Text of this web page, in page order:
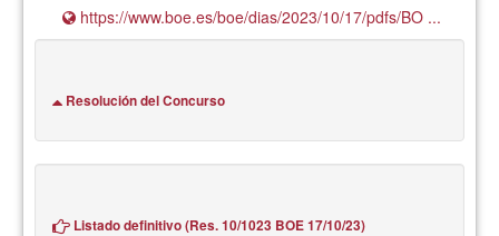
https://www.boe.es/boe/dias/2023/10/17/pdfs/BO ...
Resolución del Concurso
Listado definitivo (Res. 10/1023 BOE 17/10/23)